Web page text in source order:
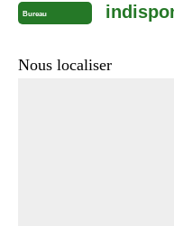
Bureau
Nous localiser